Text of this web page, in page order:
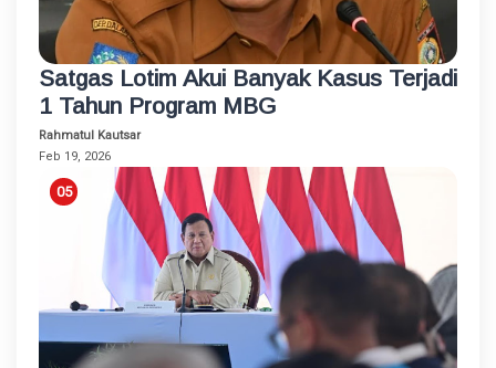
Satgas Lotim Akui Banyak Kasus Terjadi
1 Tahun Program MBG
Rahmatul Kautsar
Feb 19, 2026